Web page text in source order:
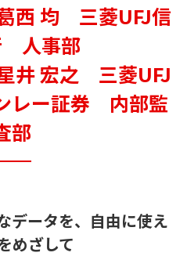
西 均 三菱UFJ信
人事部
井 宏之 三菱UFJ
レー証券 内部監
部
データを、自由に使え
めざして